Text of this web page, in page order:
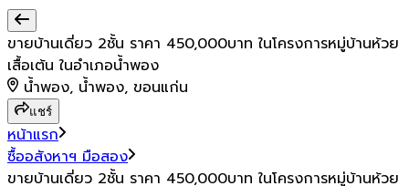
ขายบ้านเดี่ยว 2ชั้น ราคา 450,000บาท ในโครงการหมู่บ้านห้วย
เสื้อเต้น ในอำเภอน้ำพอง
น้ำพอง, น้ำพอง, ขอนแก่น
แชร์
หน้าแรก
ซื้ออสังหาฯ มือสอง
ขายบ้านเดี่ยว 2ชั้น ราคา 450,000บาท ในโครงการหมู่บ้านห้วย